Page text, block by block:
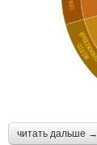
читать дальше →